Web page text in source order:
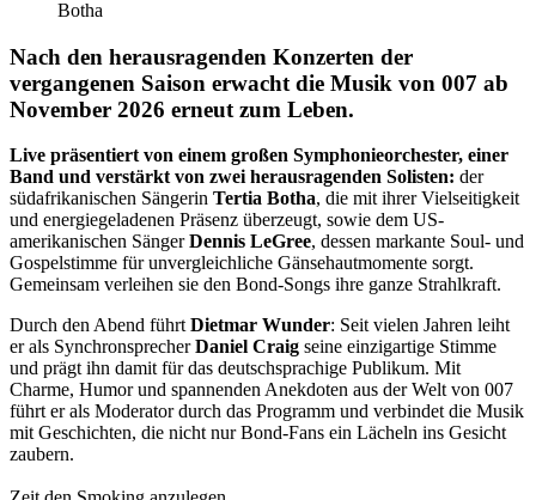
Nach den herausragenden Konzerten der
vergangenen Saison erwacht die Musik von 007 ab
November 2026 erneut zum Leben.
Live präsentiert von einem großen Symphonieorchester, einer
Band und verstärkt von zwei herausragenden Solisten: der
südafrikanischen Sängerin Tertia Botha, die mit ihrer Vielseitigkeit
und energiegeladenen Präsenz überzeugt, sowie dem US-
amerikanischen SängerDennis LeGree, dessen markante Soul- und
Gospelstimme für unvergleichliche Gänsehautmomente sorgt.
Gemeinsam verleihen sie den Bond-Songs ihre ganze Strahlkraft.
Durch den Abend führt Dietmar Wunder: Seit vielen Jahren leiht
er als SynchronsprecherDaniel Craig seine einzigartige Stimme
und prägt ihn damit für das deutschsprachige Publikum. Mit
Charme, Humor und spannenden Anekdoten aus der Welt von 007
führt er als Moderator durch das Programm und verbindet die Musik
mit Geschichten, die nicht nur Bond-Fans ein Lächeln ins Gesicht
zaubern.